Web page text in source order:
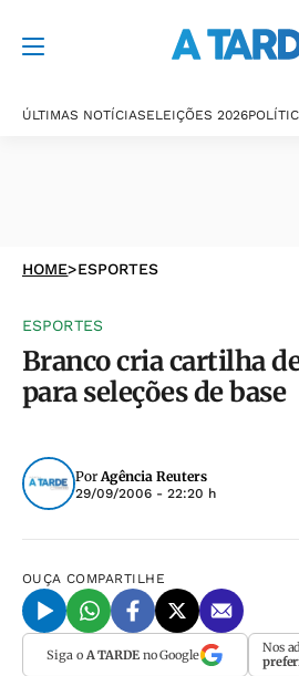
ÚLTIMAS NOTÍCIASELEIÇÕES 2026
HOME>ESPORTES
ESPORTES
Branco cria cartilha
para seleções de base
PorAgência Reuters
29/09/2006 - 22:20 h
OUÇA COMPARTILHE
Siga o A TARDEno Google Nos